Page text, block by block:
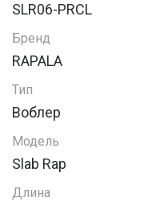
SLR06-PRCL
Бренд
RAPALA
Тип
Воблер
Модель
Slab Rap
Длина